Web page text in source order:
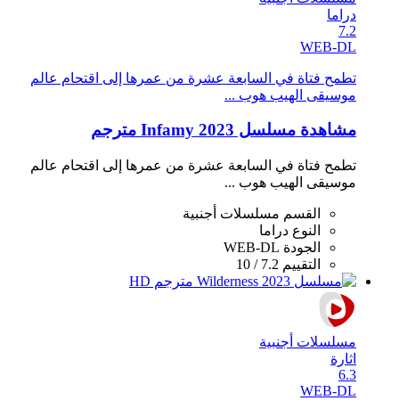
دراما
7.2
WEB-DL
تطمح فتاة في السابعة عشرة من عمرها إلى اقتحام عالم
موسيقى الهيب هوب ...
مشاهدة مسلسل Infamy 2023 مترجم
تطمح فتاة في السابعة عشرة من عمرها إلى اقتحام عالم
موسيقى الهيب هوب ...
القسم مسلسلات أجنبية
النوع دراما
الجودة WEB-DL
التقييم 7.2 / 10
مسلسلات أجنبية
اثارة
6.3
WEB-DL